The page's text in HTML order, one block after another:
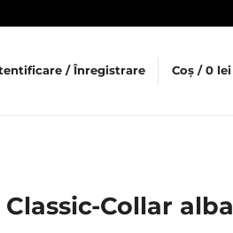
/ Înregistrare Coș / 0 lei
Classic-Collar alba